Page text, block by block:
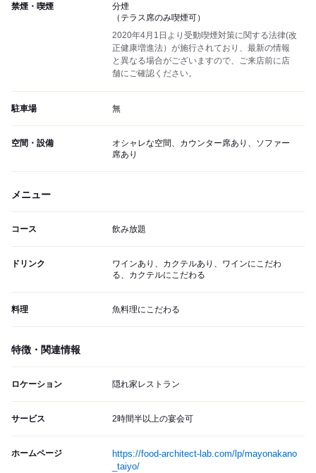
禁煙・喫煙
分煙
（テラス席のみ喫煙可）
2020年4月1日より受動喫煙対策に関する法律(改
正健康増進法）が施行されており、最新の情報
と異なる場合がございますので、ご来店前に店
舗にご確認ください。
駐車場 無
空間・設備
オシャレな空間、カウンター席あり、ソファー
席あり
メニュー
コース 飲み放題
ドリンク
ワインあり、カクテルあり、ワインにこだわ
る、カクテルにこだわる
料理 魚料理にこだわる
特徴・関連情報
ロケーション 隠れ家レストラン
サービス 2時間半以上の宴会可
ホームページ
https://food-architect-lab.com/lp/mayonakano
_taiyo/